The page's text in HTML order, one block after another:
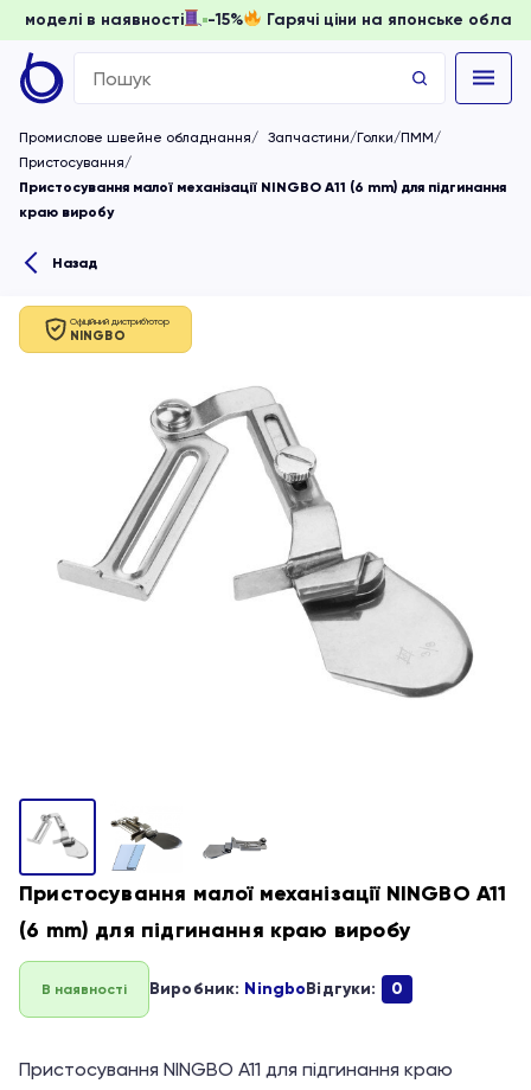
доки моделі в наявності -15% Гарячі ціни на японське
Search
for:
Промислове швейне обладнання
Запчастини/Голки/ПММ
Пристосування
Пристосування малої механізації NINGBO A11 (6 mm) для підгинання
краю виробу
Назад
Офіційний дистриб'ютор
NINGBO
Пристосування малої механізації NINGBO A11
(6 mm) для підгинання краю виробу
В наявності Виробник: NingboВідгуки: 0
Пристосування NINGBO A11 для підгинання краю